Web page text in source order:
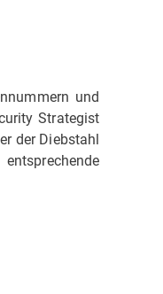
und
Strategist
der Diebstahl